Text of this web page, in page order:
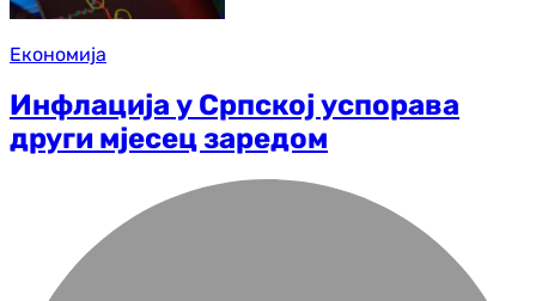
Економија
Инфлација у Српској успорава
други мјесец заредом